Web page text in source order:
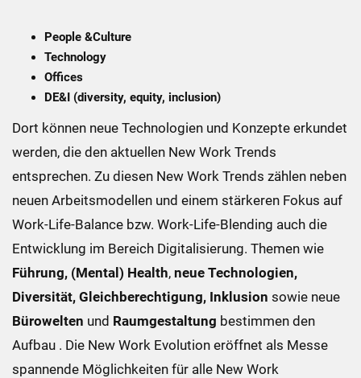
People &Culture
Technology
Offices
DE&I (diversity, equity, inclusion)
Dort können neue Technologien und Konzepte erkundet
werden, die den aktuellen New Work Trends
entsprechen. Zu diesen New Work Trends zählen neben
neuen Arbeitsmodellen und einem stärkeren Fokus auf
Work-Life-Balance bzw. Work-Life-Blending auch die
Entwicklung im Bereich Digitalisierung. Themen wie
Führung, (Mental) Health, neue Technologien,
Diversität, Gleichberechtigung, Inklusion sowie neue
Bürowelten und Raumgestaltung bestimmen den
Aufbau . Die New Work Evolution eröffnet als Messe
spannende Möglichkeiten für alle New Work